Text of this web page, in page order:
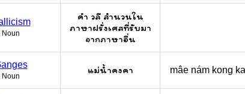
Noun
คำ วลี สำนวนใน
ภาษาฝรั่งเศสที่รับมา
จากภาษาอื่น
Noun
แม่น้ำคงคา mâe nám kong